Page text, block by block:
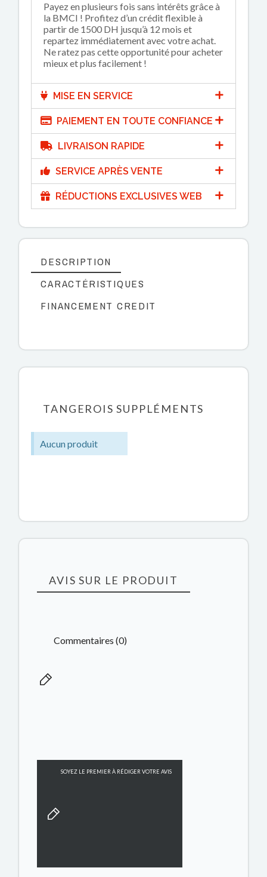
Payez en plusieurs fois sans intérêts grâce à
la BMCI ! Profitez d’un crédit flexible à
partir de 1500 DH jusqu’à 12 mois et
repartez immédiatement avec votre achat.
Ne ratez pas cette opportunité pour acheter
mieux et plus facilement !
MISE EN SERVICE
PAIEMENT EN TOUTE CONFIANCE
LIVRAISON RAPIDE
SERVICE APRÈS VENTE
RÉDUCTIONS EXCLUSIVES WEB
DESCRIPTION
CARACTÉRISTIQUES
FINANCEMENT CREDIT
TANGEROIS SUPPLÉMENTS
Aucun produit
AVIS SUR LE PRODUIT
Commentaires (0)
SOYEZ LE PREMIER À RÉDIGER VOTRE AVIS